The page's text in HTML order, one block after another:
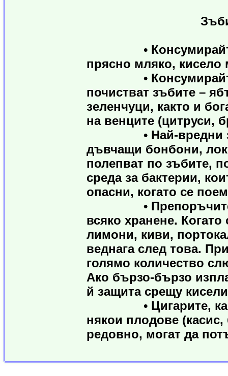
Зъби и
• Консумирайте
прясно мляко, кисело
• Консумирайте
почистват зъбите –
зеленчуци, както и
на венците (цитруси,
• Най-вредни за
дъвчащи бонбони,
полепват по зъбите,
среда за бактерии,
опасни, когато се
• Препоръчително
всяко хранене.
лимони, киви,
веднага след това.
голямо количество
Ако бързо-бързо
й защита срещу
• Цигарите,
някои плодове
редовно, могат да